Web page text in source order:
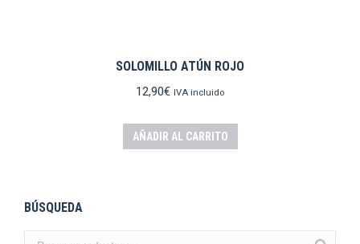
SOLOMILLO ATÚN ROJO
12,90€ IVA incluido
AÑADIR AL CARRITO
BÚSQUEDA